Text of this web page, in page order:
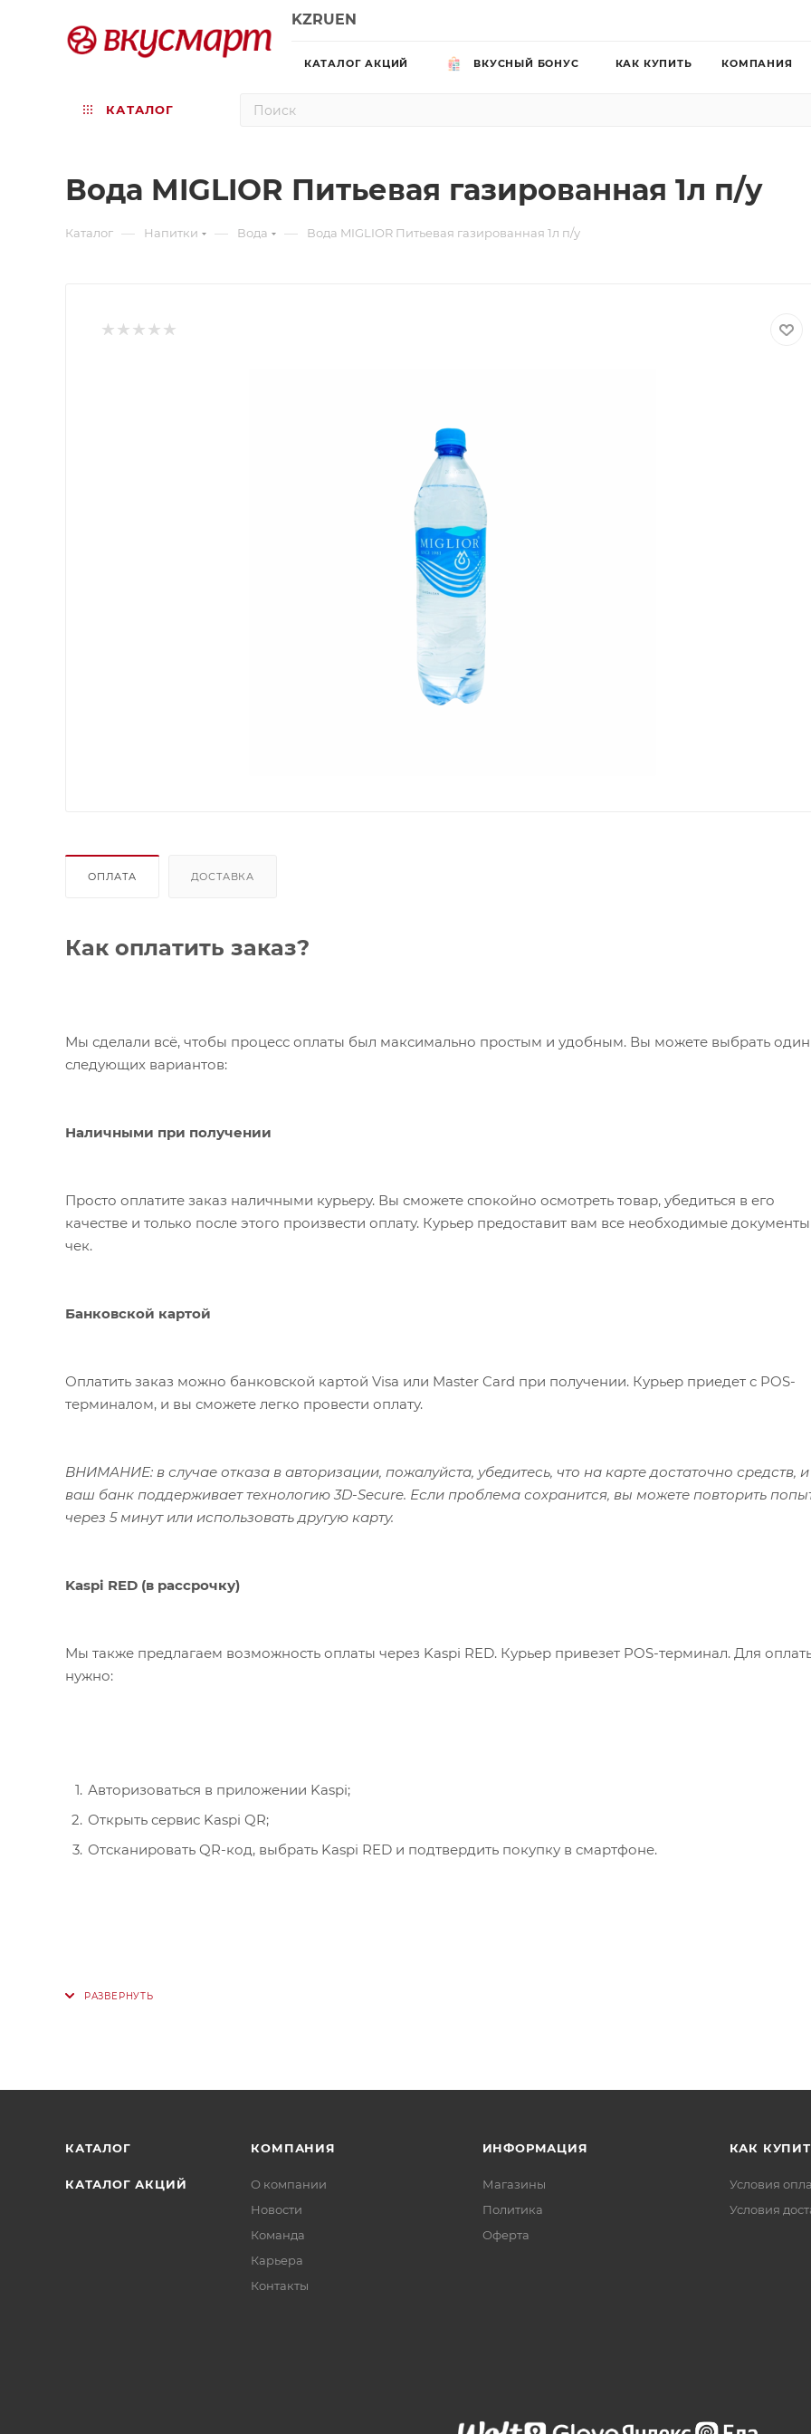
KZRUEN
КАТАЛОГ АКЦИЙ ВКУСНЫЙ БОНУС КАК КУПИТЬ КОМПАНИЯ
КАТАЛОГ
Вода MIGLIOR Питьевая газированная 1л п/у
Каталог — Напитки — Вода — Вода MIGLIOR Питьевая газированная 1л п/у
ОПЛАТА ДОСТАВКА
Как оплатить заказ?
Мы сделали всё, чтобы процесс оплаты был максимально простым и удобным. Вы можете выбрать
следующих вариантов:
Наличными при получении
Просто оплатите заказ наличными курьеру. Вы сможете спокойно осмотреть товар, убедиться в его
качестве и только после этого произвести оплату. Курьер предоставит вам все необходимые
чек.
Банковской картой
Оплатить заказ можно банковской картой Visa или Master Card при получении. Курьер приедет с POS-
терминалом, и вы сможете легко провести оплату.
ВНИМАНИЕ: в случае отказа в авторизации, пожалуйста, убедитесь, что на карте достаточно средств, и
ваш банк поддерживает технологию 3D-Secure. Если проблема сохранится, вы можете повторить
через 5 минут или использовать другую карту.
Kaspi RED (в рассрочку)
Мы также предлагаем возможность оплаты через Kaspi RED. Курьер привезет POS-терминал. Для
нужно:
Авторизоваться в приложении Kaspi;
Открыть сервис Kaspi QR;
Отсканировать QR-код, выбрать Kaspi RED и подтвердить покупку в смартфоне.
КАТАЛОГ
КАТАЛОГ АКЦИЙ
КОМПАНИЯ
О компании
Новости
Команда
Карьера
Контакты
ИНФОРМАЦИЯ
Магазины
Политика
Офертa
КАК
Условия
Условия